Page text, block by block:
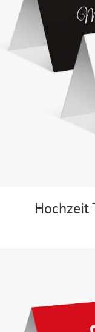
Hochzeit